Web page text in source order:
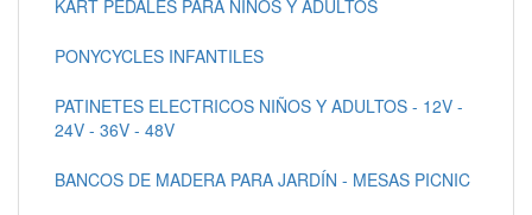
KART PEDALES PARA NIÑOS Y ADULTOS
PONYCYCLES INFANTILES
PATINETES ELECTRICOS NIÑOS Y ADULTOS - 12V -
24V - 36V - 48V
BANCOS DE MADERA PARA JARDÍN - MESAS PICNIC